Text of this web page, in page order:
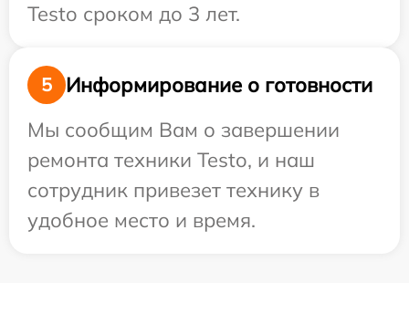
Testo сроком до 3 лет.
5
Информирование о готовности
Мы сообщим Вам о завершении
ремонта техники Testo, и наш
сотрудник привезет технику в
удобное место и время.